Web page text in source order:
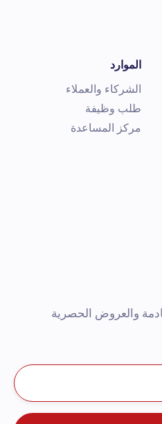
الموارد
الشركاء والعملاء
طلب وظيفة
مركز المساعدة
والعروض الحصرية